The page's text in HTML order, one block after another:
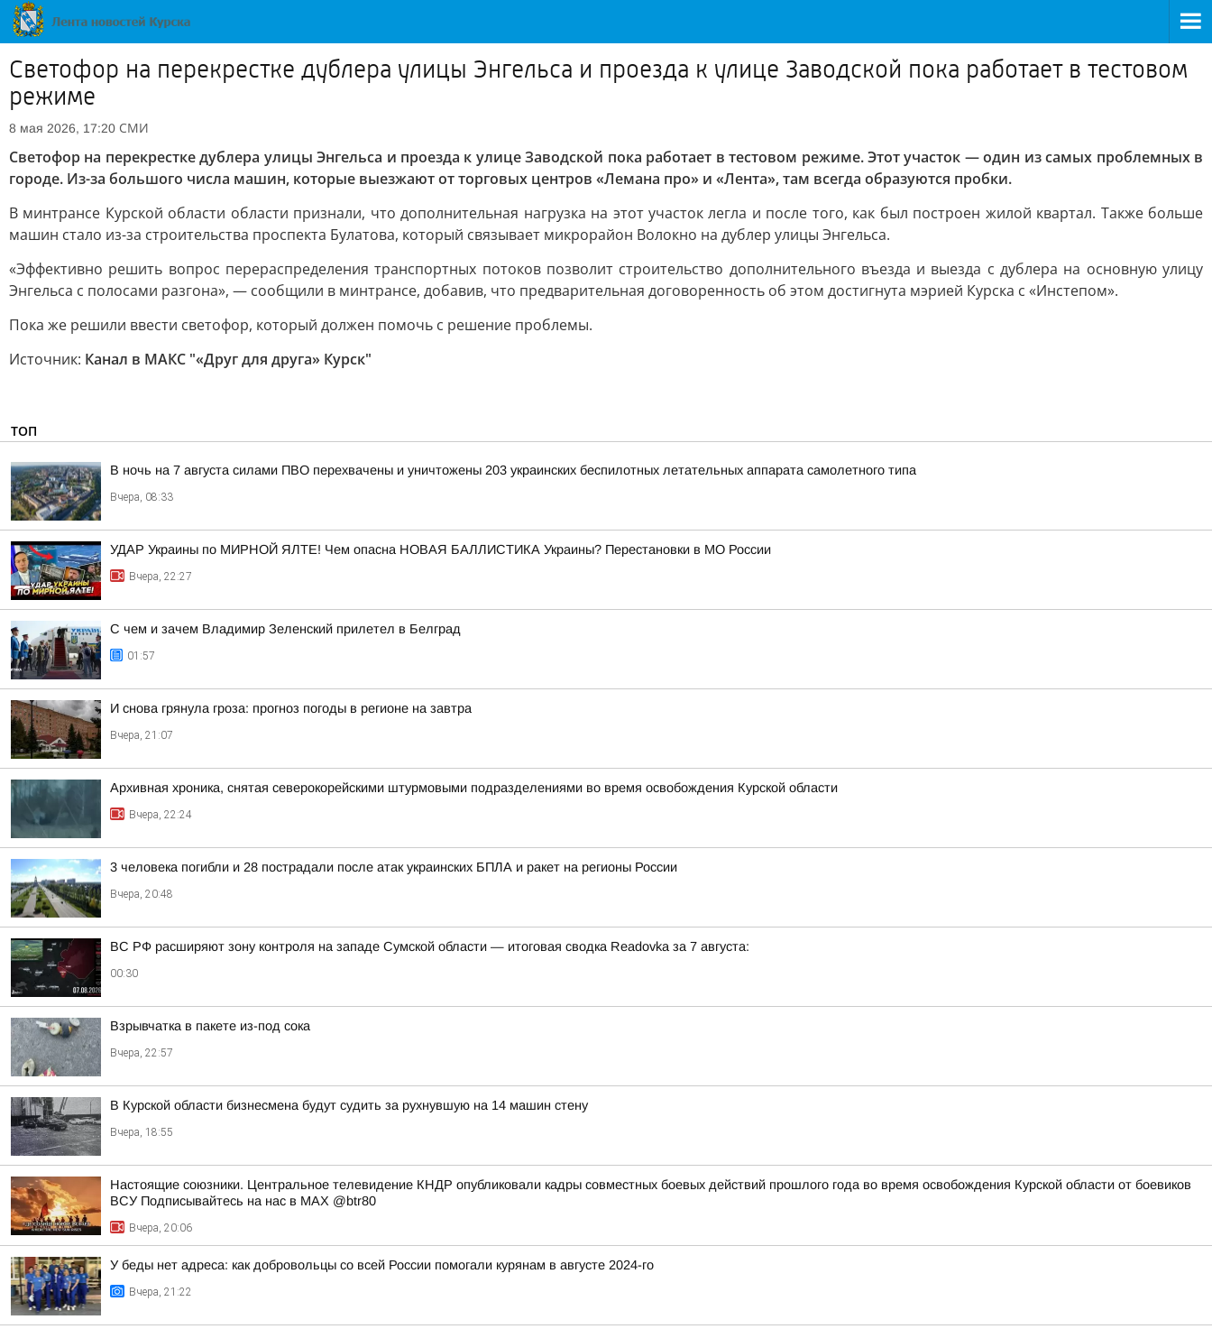
Светофор на перекрестке дублера улицы Энгельса и проезда к улице Заводской пока работает в тестовом
режиме
8 мая 2026, 17:20 СМИ
Светофор на перекрестке дублера улицы Энгельса и проезда к улице Заводской пока работает в тестовом режиме. Этот участок — один из самых проблемных в
городе. Из-за большого числа машин, которые выезжают от торговых центров «Лемана про» и «Лента», там всегда образуются пробки.
В минтрансе Курской области области признали, что дополнительная нагрузка на этот участок легла и после того, как был построен жилой квартал. Также больше
машин стало из-за строительства проспекта Булатова, который связывает микрорайон Волокно на дублер улицы Энгельса.
«Эффективно решить вопрос перераспределения транспортных потоков позволит строительство дополнительного въезда и выезда с дублера на основную улицу
Энгельса с полосами разгона», — сообщили в минтрансе, добавив, что предварительная договоренность об этом достигнута мэрией Курска с «Инстепом».
Пока же решили ввести светофор, который должен помочь с решение проблемы.
Источник: Канал в МАКС "«Друг для друга» Курск"
ТОП
В ночь на 7 августа силами ПВО перехвачены и уничтожены 203 украинских беспилотных летательных аппарата самолетного типа
Вчера, 08:33
УДАР Украины по МИРНОЙ ЯЛТЕ! Чем опасна НОВАЯ БАЛЛИСТИКА Украины? Перестановки в МО России
Вчера, 22:27
С чем и зачем Владимир Зеленский прилетел в Белград
01:57
И снова грянула гроза: прогноз погоды в регионе на завтра
Вчера, 21:07
Архивная хроника, снятая северокорейскими штурмовыми подразделениями во время освобождения Курской области
Вчера, 22:24
3 человека погибли и 28 пострадали после атак украинских БПЛА и ракет на регионы России
Вчера, 20:48
ВС РФ расширяют зону контроля на западе Сумской области — итоговая сводка Readovka за 7 августа:
00:30
Взрывчатка в пакете из-под сока
Вчера, 22:57
В Курской области бизнесмена будут судить за рухнувшую на 14 машин стену
Вчера, 18:55
Настоящие союзники. Центральное телевидение КНДР опубликовали кадры совместных боевых действий прошлого года во время освобождения Курской области от боевиков
ВСУ Подписывайтесь на нас в MAX @btr80
Вчера, 20:06
У беды нет адреса: как добровольцы со всей России помогали курянам в августе 2024-го
Вчера, 21:22